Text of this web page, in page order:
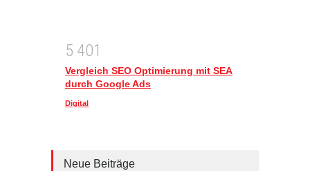
5 401
Vergleich SEO Optimierung mit SEA
durch Google Ads
Digital
Neue Beiträge